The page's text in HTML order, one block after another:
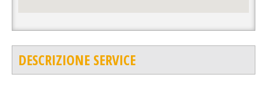
DESCRIZIONE SERVICE